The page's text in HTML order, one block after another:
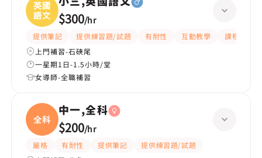
英國
語文
$300/hr
提供筆記 提供練習題/試題 有耐性 互動教學
課程設計
上門補習-石硤尾
一星期1日-1.5小時/堂
女導師-全職補習
全科
中一,全科
$200/hr
嚴格 有耐性 提供筆記
提供練習題/試題